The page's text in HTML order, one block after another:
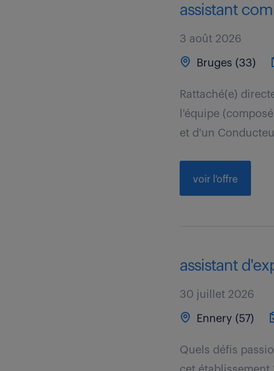
assistant
3 août 2026
Bruges (33)
Rattaché(e)
l'équipe
et d'un
voir l'offre
assistant
30 juillet 2026
Ennery (57)
Quels défis